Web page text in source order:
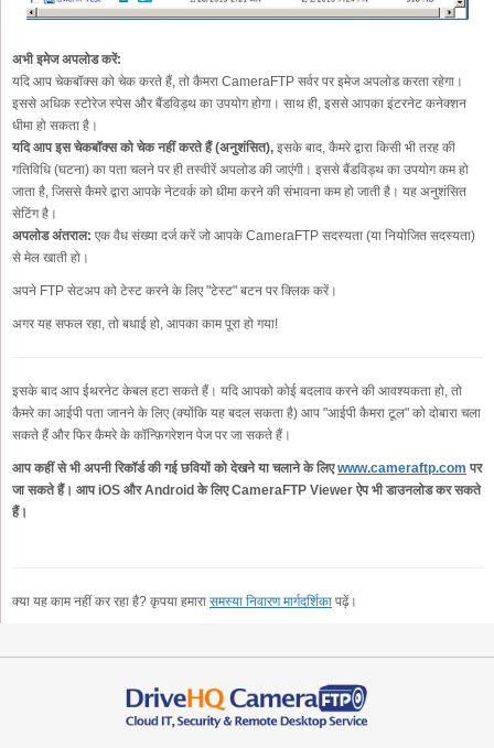
अभी इमेज अपलोड करें:
यदि आप चेकबॉक्स को चेक करते हैं, तो कैमरा CameraFTP सर्वर पर इमेज अपलोड करता रहेगा।
इससे अधिक स्टोरेज स्पेस और बैंडविड्थ का उपयोग होगा। साथ ही, इससे आपका इंटरनेट कनेक्शन
धीमा हो सकता है।
यदि आप इस चेकबॉक्स को चेक नहीं करते हैं (अनुशंसित), इसके बाद, कैमरे द्वारा किसी भी तरह की
गतिविधि (घटना) का पता चलने पर ही तस्वीरें अपलोड की जाएंगी। इससे बैंडविड्थ का उपयोग कम हो
जाता है, जिससे कैमरे द्वारा आपके नेटवर्क को धीमा करने की संभावना कम हो जाती है। यह अनुशंसित
सेटिंग है।
अपलोड अंतराल: एक वैध संख्या दर्ज करें जो आपके CameraFTP सदस्यता (या नियोजित सदस्यता)
से मेल खाती हो।
अपने FTP सेटअप को टेस्ट करने के लिए "टेस्ट" बटन पर क्लिक करें।
अगर यह सफल रहा, तो बधाई हो, आपका काम पूरा हो गया!
इसके बाद आप ईथरनेट केबल हटा सकते हैं। यदि आपको कोई बदलाव करने की आवश्यकता हो, तो
कैमरे का आईपी पता जानने के लिए (क्योंकि यह बदल सकता है) आप "आईपी कैमरा टूल" को दोबारा चला
सकते हैं और फिर कैमरे के कॉन्फ़िगरेशन पेज पर जा सकते हैं।
आप कहीं से भी अपनी रिकॉर्ड की गई छवियों को देखने या चलाने के लिएwww.cameraftp.com पर
जा सकते हैं। आप iOS और Android के लिए CameraFTP Viewer ऐप भी डाउनलोड कर सकते
हैं।
क्या यह काम नहीं कर रहा है? कृपया हमारा समस्या निवारण मार्गदर्शिका पढ़ें।